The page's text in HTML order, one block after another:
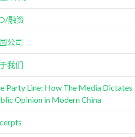
融资
公司
我们
Party Line: How The Media Dictates
Opinion in Modern China